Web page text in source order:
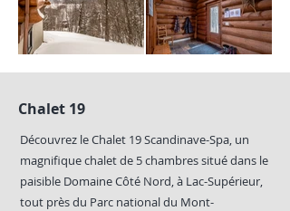
Chalet 19
Découvrez le Chalet 19 Scandinave-Spa, un
magnifique chalet de 5 chambres situé dans le
paisible Domaine Côté Nord, à Lac-Supérieur,
tout près du Parc national du Mont-